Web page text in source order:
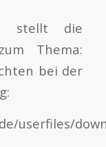
stellt die
Thema:
bei der
userfiles/